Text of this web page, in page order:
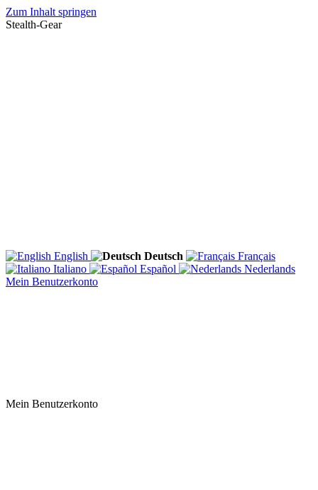
Zum Inhalt springen
Stealth-Gear
English Deutsch
Français
Italiano
Español
Nederlands
Mein Benutzerkonto
Mein Benutzerkonto